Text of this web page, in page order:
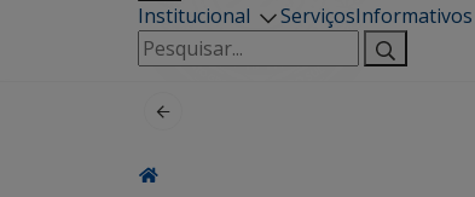
Institucional ServiçosInformativos
Pesquisar
por: